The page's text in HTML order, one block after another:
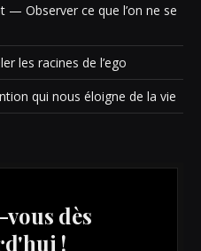
— Observer ce que l’on ne se
les racines de l’ego
qui nous éloigne de la vie
dès
!